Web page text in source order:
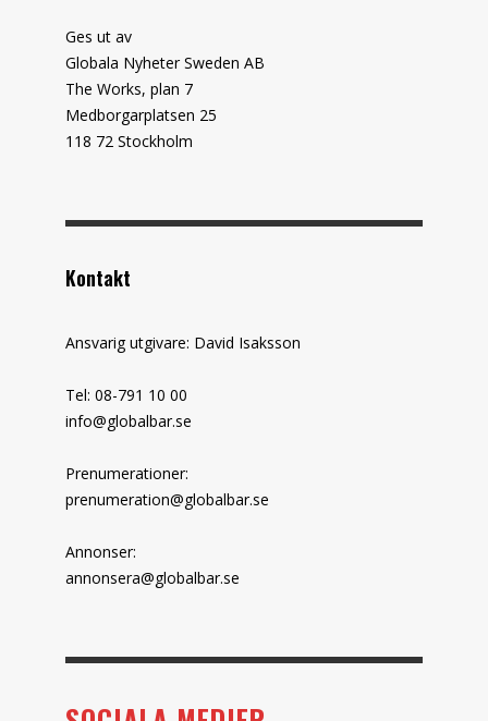
Ges ut av
Globala Nyheter Sweden AB
The Works, plan 7
Medborgarplatsen 25
118 72 Stockholm
Kontakt
Ansvarig utgivare: David Isaksson
Tel: 08-791 10 00
info@globalbar.se
Prenumerationer:
prenumeration@globalbar.se
Annonser:
annonsera@globalbar.se